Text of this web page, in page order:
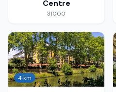
Centre
31000
4 km